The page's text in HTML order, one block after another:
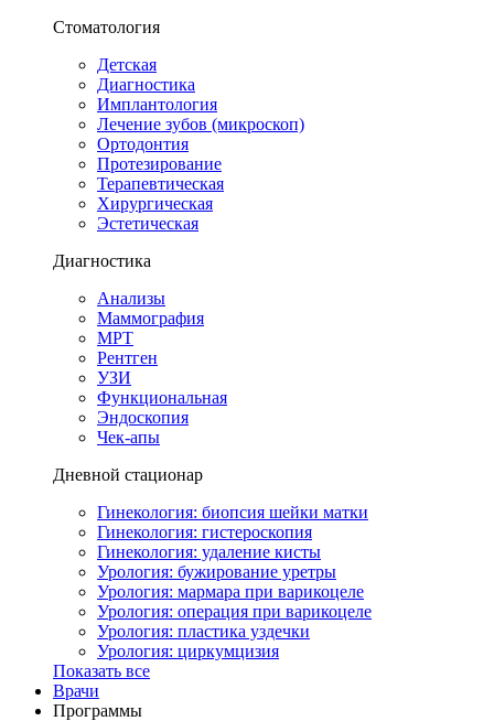
Стоматология
Детская
Диагностика
Имплантология
Лечение зубов (микроскоп)
Ортодонтия
Протезирование
Терапевтическая
Хирургическая
Эстетическая
Диагностика
Анализы
Маммография
МРТ
Рентген
УЗИ
Функциональная
Эндоскопия
Чек-апы
Дневной стационар
Гинекология: биопсия шейки матки
Гинекология: гистероскопия
Гинекология: удаление кисты
Урология: бужирование уретры
Урология: мармара при варикоцеле
Урология: операция при варикоцеле
Урология: пластика уздечки
Урология: циркумцизия
Показать все
Врачи
Программы